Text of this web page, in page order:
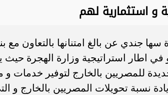
و استثمارية لهم
جندي عن بالغ امتنانها بالتعاون مع
في اطار استراتيجية وزارة الهجرة
للمصريين بالخارج لتوفير خدمات
نسبة تحويلات المصريين بالخارج و